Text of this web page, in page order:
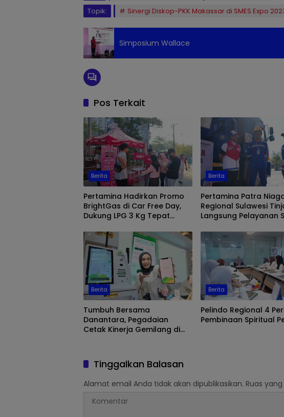
Topik:
Sinergi Diskop-PKK Makassar di SMES Expo
Simposium Wallace
Pos Terkait
Berita
Pertamina Hadirkan Promo
BrightGas di Car Free Day,
Dukung LPG 3 Kg Tepat
Berita
Pertamina Patra
Regional Sulawesi
Langsung Pelayanan
Biosolar Berjalan
Berita
Tumbuh Bersama
Danantara, Pegadaian
Cetak Kinerja Gemilang di
Berita
Pelindo Regional 4
Pembinaan Spiritual
Tinggalkan Balasan
Alamat email Anda tidak akan dipublikasikan. Ruas